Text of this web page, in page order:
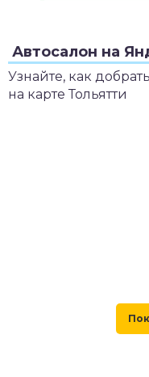
Автосалон на
Узнайте, как
на карте Тольятти